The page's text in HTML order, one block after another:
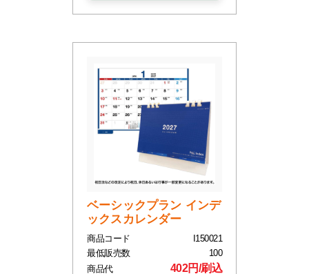
ベーシックプラン インデ
ックスカレンダー
商品コード
I150021
最低販売数
100
商品代
402円/刷込